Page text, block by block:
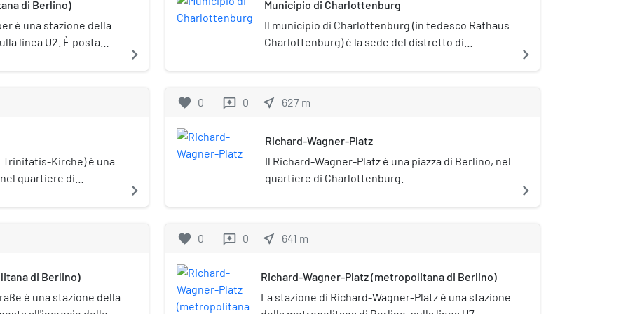
di Berlino)
è una stazione della
linea U2. È posta
di Mein Teil dei
navigate_next
Kirche) è una
quartiere di
navigate_next
di Berlino)
è una stazione della
Municipio di Charlottenburg
Il municipio di Charlottenburg (in tedesco Rathaus
Charlottenburg) è la sede del distretto di
Suhr-Allee, nel quartiere omonimo. È posto sotto
navigate_next
favorite 0 reviews 0 near_me 627 m
Richard-Wagner-Platz
Il Richard-Wagner-Platz è una piazza di Berlino, nel
quartiere di Charlottenburg.
navigate_next
favorite 0 reviews 0 near_me 641 m
Richard-Wagner-Platz (metropolitana di Berlino)
La stazione di Richard-Wagner-Platz è una stazione